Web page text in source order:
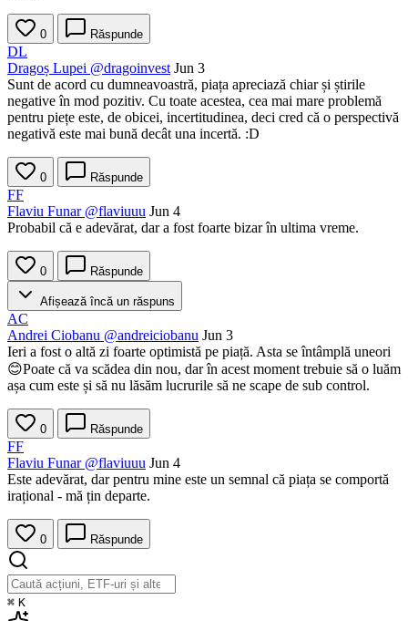
0 Răspunde
DL
Dragoș Lupei @dragoinvest Jun 3
Sunt de acord cu dumneavoastră, piața apreciază chiar și știrile
negative în mod pozitiv. Cu toate acestea, cea mai mare problemă
pentru piețe este, de obicei, incertitudinea, deci cred că o perspectivă
negativă este mai bună decât una incertă. :D
0 Răspunde
FF
Flaviu Funar @flaviuuu Jun 4
Probabil că e adevărat, dar a fost foarte bizar în ultima vreme.
0 Răspunde
Afișează încă un răspuns
AC
Andrei Ciobanu @andreiciobanu Jun 3
Ieri a fost o altă zi foarte optimistă pe piață. Asta se întâmplă uneori
😊Poate că va scădea din nou, dar în acest moment trebuie să o luăm
așa cum este și să nu lăsăm lucrurile să ne scape de sub control.
0 Răspunde
FF
Flaviu Funar @flaviuuu Jun 4
Este adevărat, dar pentru mine este un semnal că piața se comportă
irațional - mă țin departe.
0 Răspunde
⌘ K